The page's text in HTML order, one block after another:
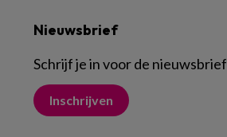
Nieuwsbrief
Schrijf je in voor de nieuwsbrief
Inschrijven